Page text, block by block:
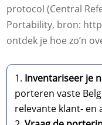
protocol (Central
Portability, bron:
ontdek je hoe zo’n
Inventariseer je
porteren vaste
relevante klant- en